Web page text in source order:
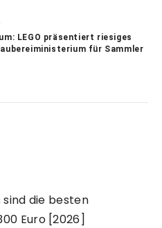
LEGO präsentiert riesiges
für Sammler
sind die besten
Euro [2026]